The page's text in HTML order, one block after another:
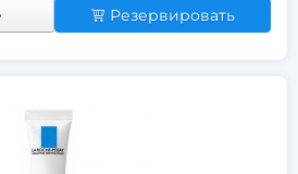
Резервировать